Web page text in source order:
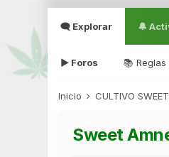
🗨 Explorar
▶ Foros 📚 Reglas
🔔
Inicio CULTIVO
Sweet